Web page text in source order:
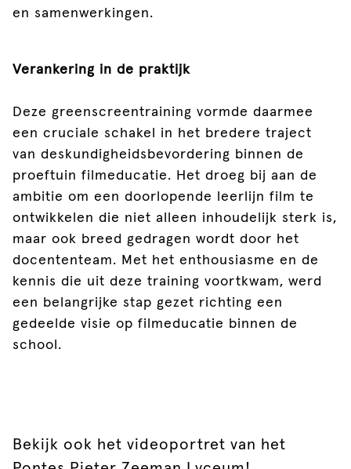
en samenwerkingen.
Verankering in de praktijk
Deze greenscreentraining vormde daarmee
een cruciale schakel in het bredere traject
van deskundigheidsbevordering binnen de
proeftuin filmeducatie. Het droeg bij aan de
ambitie om een doorlopende leerlijn film te
ontwikkelen die niet alleen inhoudelijk sterk is,
maar ook breed gedragen wordt door het
docententeam. Met het enthousiasme en de
kennis die uit deze training voortkwam, werd
een belangrijke stap gezet richting een
gedeelde visie op filmeducatie binnen de
school.
Bekijk ook het videoportret van het